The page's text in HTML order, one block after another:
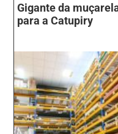
Gigante da
para a Catupiry